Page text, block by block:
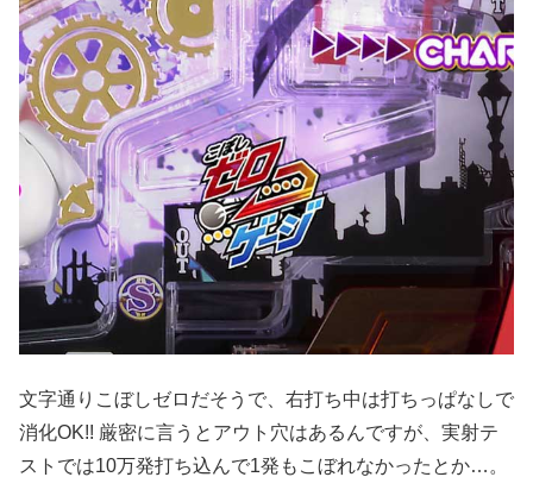
文字通りこぼしゼロだそうで、右打ち中は打ちっぱなしで
消化OK!! 厳密に言うとアウト穴はあるんですが、実射テ
ストでは10万発打ち込んで1発もこぼれなかったとか…。